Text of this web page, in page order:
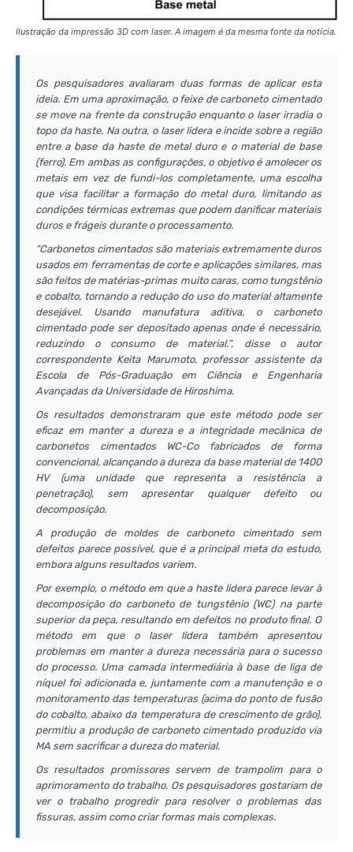
Ilustração da impressão 3D com laser. A imagem é da mesma fonte da notícia.
Os pesquisadores avaliaram duas formas de aplicar esta
ideia. Em uma aproximação, o feixe de carboneto cimentado
se move na frente da construção enquanto o laser irradia o
topo da haste. Na outra, o laser lidera e incide sobre a região
entre a base da haste de metal duro e o material de base
(ferro). Em ambas as configurações, o objetivo é amolecer os
metais em vez de fundi-los completamente, uma escolha
que visa facilitar a formação do metal duro, limitando as
condições térmicas extremas que podem danificar materiais
duros e frágeis durante o processamento.
“Carbonetos cimentados são materiais extremamente duros
usados em ferramentas de corte e aplicações similares, mas
são feitos de matérias-primas muito caras, como tungstênio
e cobalto, tornando a redução do uso do material altamente
desejável. Usando manufatura aditiva, o carboneto
cimentado pode ser depositado apenas onde é necessário,
reduzindo o consumo de material.”, disse o autor
correspondente Keita Marumoto, professor assistente da
Escola de Pós-Graduação em Ciência e Engenharia
Avançadas da Universidade de Hiroshima.
Os resultados demonstraram que este método pode ser
eficaz em manter a dureza e a integridade mecânica de
carbonetos cimentados WC-Co fabricados de forma
convencional, alcançando a dureza da base material de 1400
HV (uma unidade que representa a resistência a
penetração), sem apresentar qualquer defeito ou
decomposição.
A produção de moldes de carboneto cimentado sem
defeitos parece possível, que é a principal meta do estudo,
embora alguns resultados variem.
Por exemplo, o método em que a haste lidera parece levar à
decomposição do carboneto de tungstênio (WC) na parte
superior da peça, resultando em defeitos no produto final. O
método em que o laser lidera também apresentou
problemas em manter a dureza necessária para o sucesso
do processo. Uma camada intermediária à base de liga de
níquel foi adicionada e, juntamente com a manutenção e o
monitoramento das temperaturas (acima do ponto de fusão
do cobalto, abaixo da temperatura de crescimento de grão),
permitiu a produção de carboneto cimentado produzido via
MA sem sacrificar a dureza do material.
Os resultados promissores servem de trampolim para o
aprimoramento do trabalho. Os pesquisadores gostariam de
ver o trabalho progredir para resolver o problemas das
fissuras, assim como criar formas mais complexas.